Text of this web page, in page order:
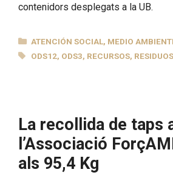
contenidors desplegats a la UB.
CATEGORÍAS
ATENCIÓN SOCIAL, MEDIO
ETIQUETAS
ODS12, ODS3, RECURSOS, RESIDUOS
La recollida de taps
l’Associació
als 95,4 Kg